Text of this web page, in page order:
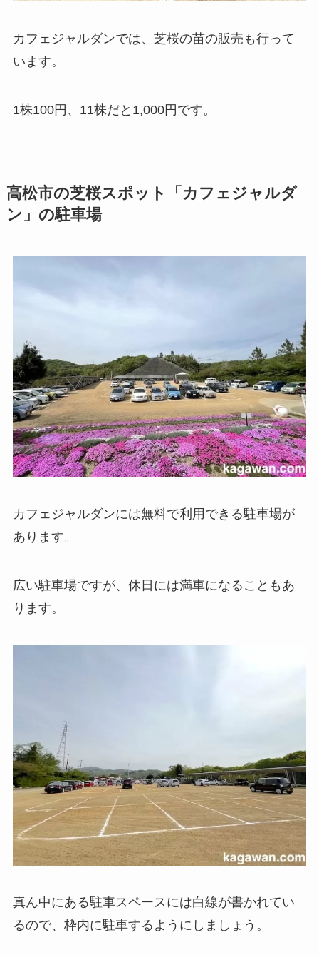
カフェジャルダンでは、芝桜の苗の販売も行って
います。
1株100円、11株だと1,000円です。
高松市の芝桜スポット「カフェジャルダ
ン」の駐車場
カフェジャルダンには無料で利用できる駐車場が
あります。
広い駐車場ですが、休日には満車になることもあ
ります。
真ん中にある駐車スペースには白線が書かれてい
るので、枠内に駐車するようにしましょう。